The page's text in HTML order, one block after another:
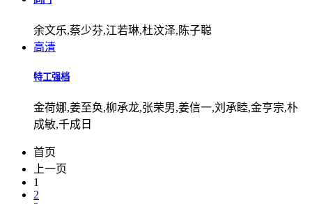
余文乐,蔡少芬,江若琳,杜汶泽,陈子聪
高清
特工强档
金荷娜,姜至奂,柳承龙,张荣男,姜信一,刘承睦,金亨宗,朴
成敏,千成日
首页
上一页
1
2